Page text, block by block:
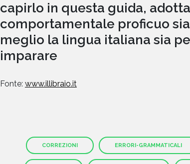
capirlo in questa guida,
comportamentale proficuo
meglio la lingua italiana sia
imparare
Fonte: www.illibraio.it
CORREZIONI ERRORI-GRAMMATICALI